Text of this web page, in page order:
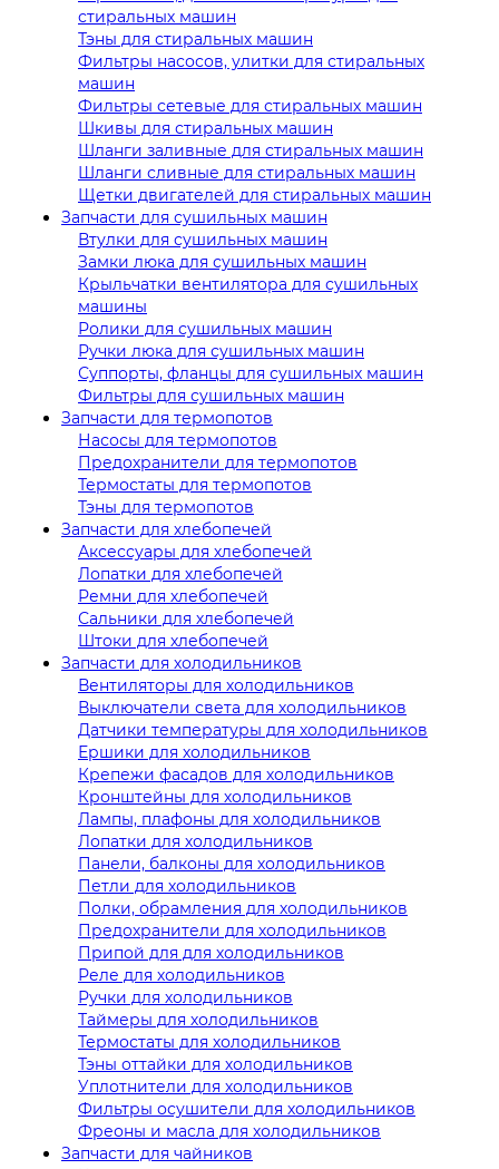
стиральных машин
Тэны для стиральных машин
Фильтры насосов, улитки для стиральных
машин
Фильтры сетевые для стиральных машин
Шкивы для стиральных машин
Шланги заливные для стиральных машин
Шланги сливные для стиральных машин
Щетки двигателей для стиральных машин
Запчасти для сушильных машин
Втулки для сушильных машин
Замки люка для сушильных машин
Крыльчатки вентилятора для сушильных
машины
Ролики для сушильных машин
Ручки люка для сушильных машин
Суппорты, фланцы для сушильных машин
Фильтры для сушильных машин
Запчасти для термопотов
Насосы для термопотов
Предохранители для термопотов
Термостаты для термопотов
Тэны для термопотов
Запчасти для хлебопечей
Аксессуары для хлебопечей
Лопатки для хлебопечей
Ремни для хлебопечей
Сальники для хлебопечей
Штоки для хлебопечей
Запчасти для холодильников
Вентиляторы для холодильников
Выключатели света для холодильников
Датчики температуры для холодильников
Ершики для холодильников
Крепежи фасадов для холодильников
Кронштейны для холодильников
Лампы, плафоны для холодильников
Лопатки для холодильников
Панели, балконы для холодильников
Петли для холодильников
Полки, обрамления для холодильников
Предохранители для холодильников
Припой для для холодильников
Реле для холодильников
Ручки для холодильников
Таймеры для холодильников
Термостаты для холодильников
Тэны оттайки для холодильников
Уплотнители для холодильников
Фильтры осушители для холодильников
Фреоны и масла для холодильников
Запчасти для чайников